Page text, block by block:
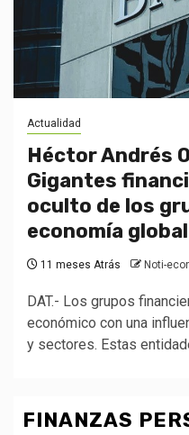
Actualidad
Héctor Andrés
Gigantes
oculto de los
economía
11 meses Atrás Noti-
DAT.- Los grupos
económico con una
y sectores. Estas
FINANZAS